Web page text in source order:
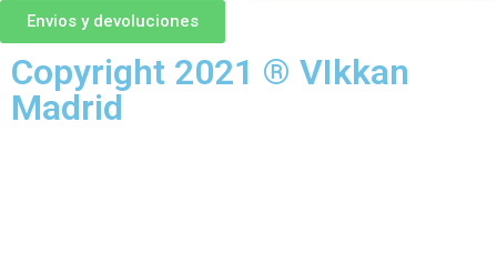
Envios y devoluciones
Copyright 2021 ® VIkkan
Madrid